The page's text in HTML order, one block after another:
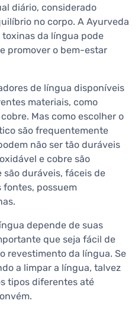
diário, considerado
no corpo. A Ayurveda
da língua pode
promover o bem-estar
de língua disponíveis
materiais, como
Mas como escolher o
são frequentemente
não ser tão duráveis
e cobre são
duráveis, fáceis de
fontes, possuem
depende de suas
que seja fácil de
revestimento da língua. Se
a limpar a língua, talvez
tipos diferentes até